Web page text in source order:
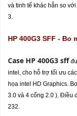
và tinh tế khác hẳn so
3.
HP 400G3 SFF - Bo
Case HP 400G3 sff
intel, cho hỗ trợ tối ưu
họa intel HD Graphics.
3.0 và 4 cổng 2.0 ). Điều
232.